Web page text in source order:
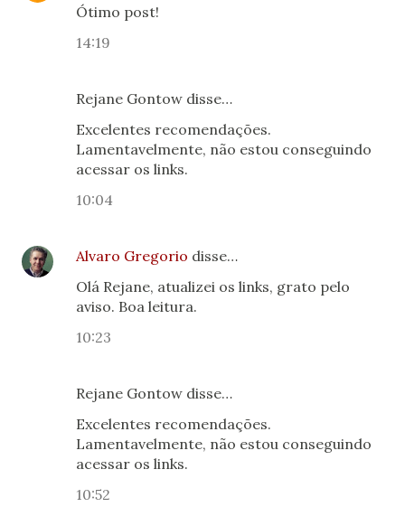
Ótimo post!
14:19
Rejane Gontow disse…
Excelentes recomendações.
Lamentavelmente, não estou conseguindo
acessar os links.
10:04
Alvaro Gregorio disse…
Olá Rejane, atualizei os links, grato pelo
aviso. Boa leitura.
10:23
Rejane Gontow disse…
Excelentes recomendações.
Lamentavelmente, não estou conseguindo
acessar os links.
10:52